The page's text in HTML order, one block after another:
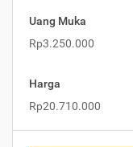
Uang Muka
Rp3.250.000
Harga
Rp20.710.000